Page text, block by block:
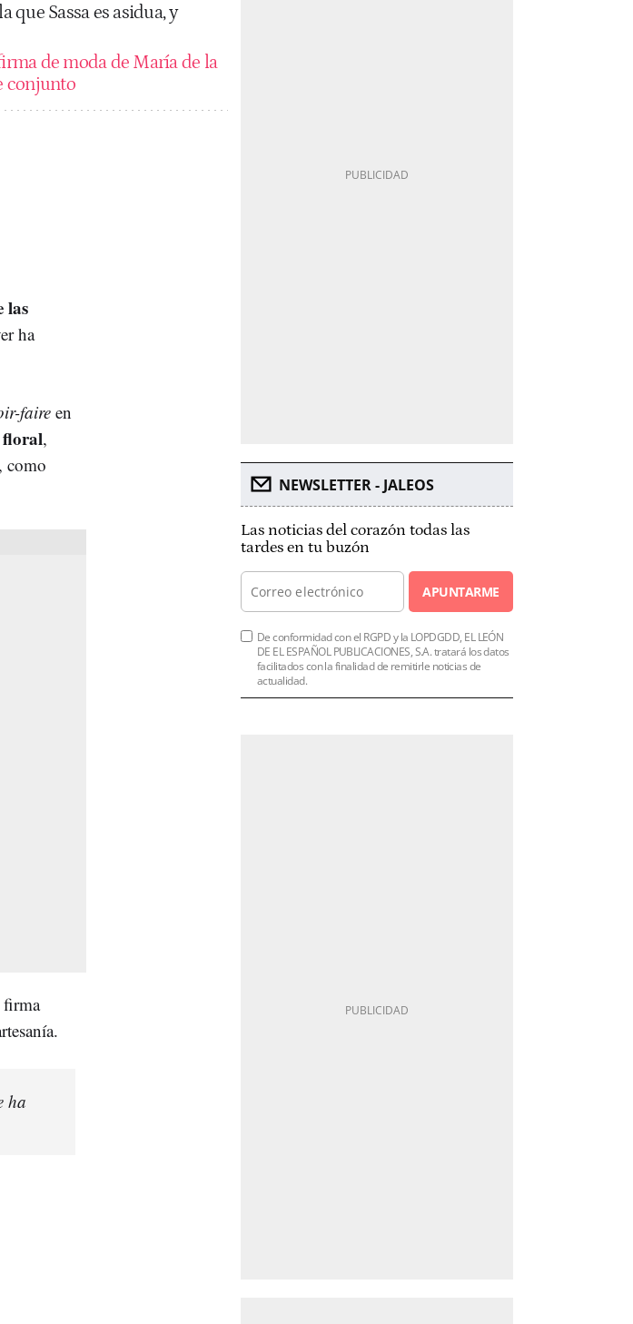
que Sassa es asidua, y
de moda de María de la
conjunto
las
ha
faire en
floral,
como
firma
ha
NEWSLETTER - JALEOS
Las noticias del corazón todas las
tardes en tu buzón
APUNTARME
De conformidad con el RGPD y la LOPDGDD, EL LEÓN
DE EL ESPAÑOL PUBLICACIONES, S.A. tratará los datos
facilitados con la finalidad de remitirle noticias de
actualidad.